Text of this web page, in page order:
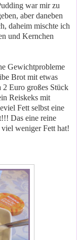
war mir zu
aber daneben
daheim mischte ich
und Kernchen
Gewichtprobleme
Brot mit etwas
Euro großes Stück
Reiskeks mit
Fett selbst eine
Das eine reine
weniger Fett hat!